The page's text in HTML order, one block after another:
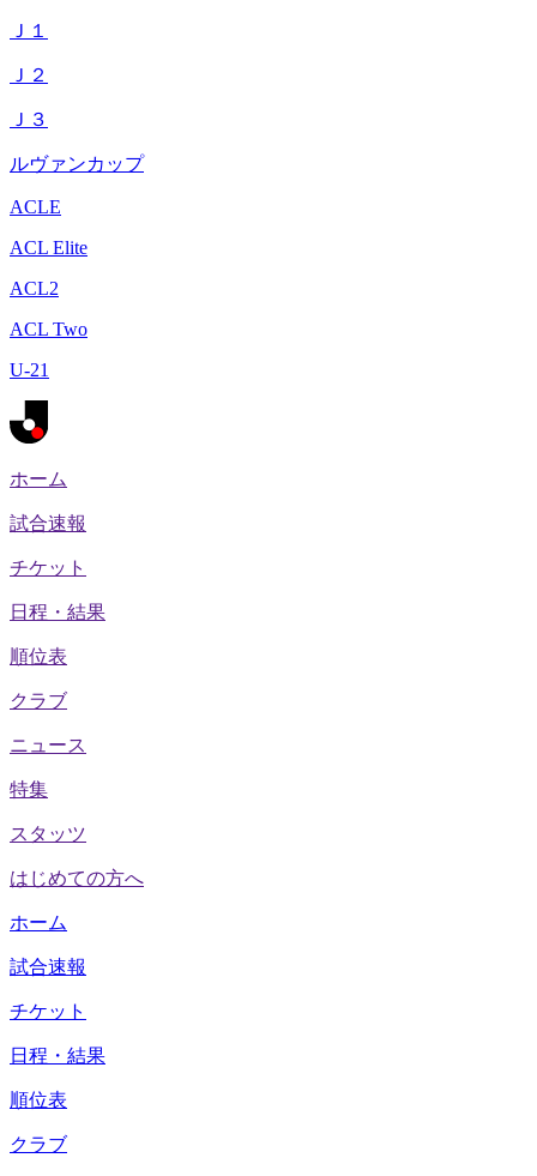
Ｊ１
Ｊ２
Ｊ３
ルヴァンカップ
ACLE
ACL Elite
ACL2
ACL Two
U-21
ホーム
試合速報
チケット
日程・結果
順位表
クラブ
ニュース
特集
スタッツ
はじめての方へ
ホーム
試合速報
チケット
日程・結果
順位表
クラブ